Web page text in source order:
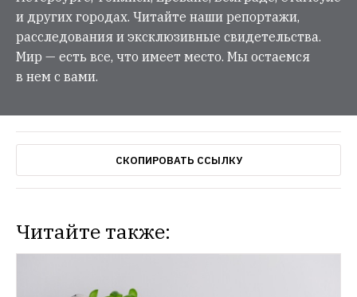
и других городах. Читайте наши репортажи,
расследования и эксклюзивные свидетельства.
Мир — есть все, что имеет место. Мы остаемся
в нем с вами.
СКОПИРОВАТЬ ССЫЛКУ
Читайте также: